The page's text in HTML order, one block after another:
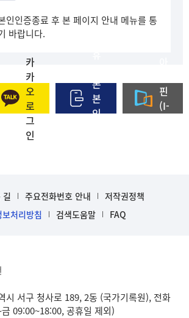
인인증종료 후 본 페이지 안내 메뉴를 통
바랍니다.
카
카
오
로
그
인
폰
본
인
핀
(I-
길 주요전화번호 안내
저작권정책
보처리방침
검색도움말 FAQ
시 서구 청사로 189, 2동 (국가기록원), 전화
09:00~18:00, 공휴일 제외)